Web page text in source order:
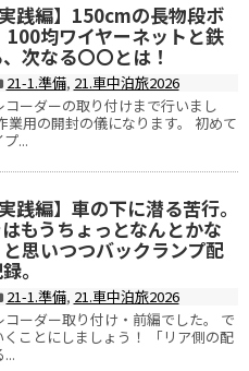
践編】150cmの長物段ボ
100均ワイヤーネットと鉄
次なる〇〇とは！
21-1.準備, 21.車中泊旅2026
ーダーの取り付けまで行いまし
業用の開封の儀になります。 初めて
...
践編】車の下に潜る苦行。
もうちょっとなんとかな
思いつつバックランプ配
。
21-1.準備, 21.車中泊旅2026
ーダー取り付け・前編でした。 で
ことにしましょう！ 「リア側の配